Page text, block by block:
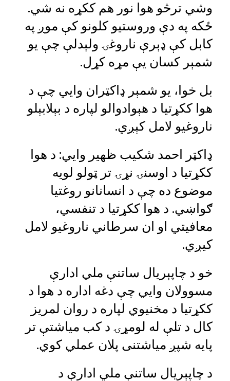
وشي ترڅو هوا نور هم ککړه نه شي.
ځکه په دې وروستیو کلونو کې موږ په
کابل کې ډېرې ناروغۍ ولېدلې چې یو
شمېر کسان یې مړه کړل.
بل خوا، یو شمېر ډاکټران وايي چې د
هوا ککړتیا د هېوادوالو لپاره د بېلابېلو
ناروغیو لامل کېږي.
ډاکټر احمد شکیب ظهیر وايي: د هوا
ککړتیا د اوسنۍ نړۍ تر ټولو لویه
موضوع ده چې د انسانانو روغتیا
ګواښي. د هوا ککړتیا د تنفسي،
معافیتي او ان سرطاني ناروغیو لامل
کیږي.
خو د چاپېریال ساتنې ملي ادارې
مسوولان وايي چې دغه اداره د هوا د
ککړتیا د مخنیوي لپاره د روان لمریز
کال د تلې له لومړۍ د کب میاشتې تر
پایه شپږ میاشتنی پلان عملي کوي.
د چاپېریال ساتنې ملي ادارې د